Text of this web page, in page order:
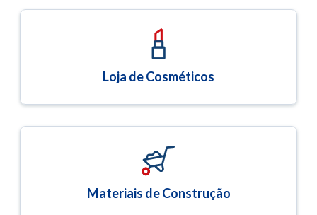
Loja de Cosméticos
Materiais de Construção